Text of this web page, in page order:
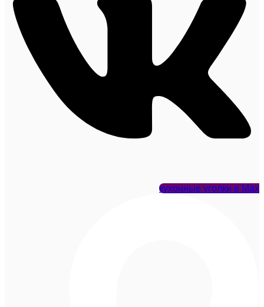
кухонные уголки в Max